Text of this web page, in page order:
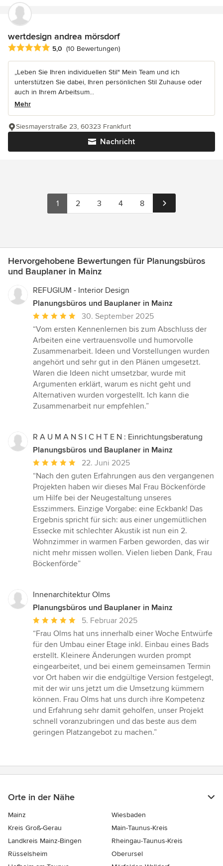
wertdesign andrea mörsdorf
Durchschnittliche Bewertung: 5 von 5 Sternen
5,0 (10 Bewertungen)
„Leben Sie Ihren individuellen Stil" Mein Team und ich
unterstützen Sie dabei, Ihren persönlichen Stil Zuhause oder
auch in Ihrem Arbeitsum...
Mehr
Nachricht
Siesmayerstraße 23, 60323 Frankfurt
1 2 3 4 8
Hervorgehobene Bewertungen für Planungsbüros
und Bauplaner in Mainz
REFUGIUM - Interior Design
Planungsbüros und Bauplaner in Mainz
Durchschnittliche
Bewertung:
5
von
5
Sternen
30. September 2025
“Vom ersten Kennenlernen bis zum Abschluss der
Arbeiten eine vertrauensvolle und humorvolle
Zusammenarbeit. Ideen und Vorstellungen wurden
angehört und sehr gut in den Plänen umgesetzt.
Waren die Ideen nicht umsetzbar, wurde mit
Argumenten erklärt, warum es nicht geht und
Alternativen wurden vorgestellt. Ich kann die
Zusammenarbeit nur empfehlen.”
R A U M A N S I C H T E N : Einrichtungsberatung
Planungsbüros und Bauplaner in Mainz
Durchschnittliche
Bewertung:
5
von
5
Sternen
22. Juni 2025
“Nach den guten Erfahrungen aus den vergangenen
Projekten haben wir dieses Mal Frau Böckenförde
um Hilfe bei der Neugestaltung unseres
Esszimmers. Einzige Vorgabe: eine Eckbank! Das
Ergebnis spricht für sich: aus einer ungemütlichen
Essecke mit schlechter Akustik ist nun ein 2.
Wohnzimmer in warmen Farben geworden, das wir
nicht mehr missen wollen. Vielen lieben Dank, Frau
Böckenförde”
Innenarchitektur Olms
Planungsbüros und Bauplaner in Mainz
Durchschnittliche
Bewertung:
5
von
5
Sternen
5. Februar 2025
“Frau Olms hat uns innerhalb einer Woche Entwürfe
für den Umbau einer Etage inkl. Einbau eines Bads
erstellt. Kleinere Änderungen wurden prompt
eingearbeitet, und bei einem gemeinsamen Termin
vor Ort haben wir die endgültige Version festgelegt,
mit der wir uns jetzt um die Umsetzung kümmern
können. Frau Olms hat uns durch ihre Kompetenz
und Erfahrung sehr damit geholfen, unser Projekt
schnell voranzubringen und das beste aus dem
geringen Platzangebot zu machen.”
Orte in der Nähe
Mainz
Wiesbaden
Kreis Groß-Gerau
Main-Taunus-Kreis
Landkreis Mainz-Bingen
Rheingau-Taunus-Kreis
Rüsselsheim
Oberursel